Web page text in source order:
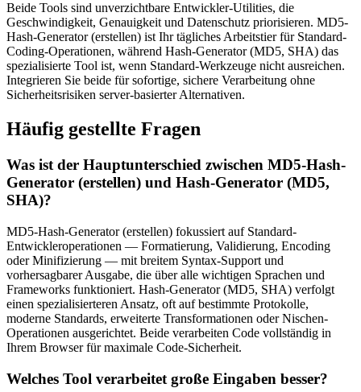
Beide Tools sind unverzichtbare Entwickler-Utilities, die
Geschwindigkeit, Genauigkeit und Datenschutz priorisieren. MD5-
Hash-Generator (erstellen) ist Ihr tägliches Arbeitstier für Standard-
Coding-Operationen, während Hash-Generator (MD5, SHA) das
spezialisierte Tool ist, wenn Standard-Werkzeuge nicht ausreichen.
Integrieren Sie beide für sofortige, sichere Verarbeitung ohne
Sicherheitsrisiken server-basierter Alternativen.
Häufig gestellte Fragen
Was ist der Hauptunterschied zwischen MD5-Hash-
Generator (erstellen) und Hash-Generator (MD5,
SHA)?
MD5-Hash-Generator (erstellen) fokussiert auf Standard-
Entwickleroperationen — Formatierung, Validierung, Encoding
oder Minifizierung — mit breitem Syntax-Support und
vorhersagbarer Ausgabe, die über alle wichtigen Sprachen und
Frameworks funktioniert. Hash-Generator (MD5, SHA) verfolgt
einen spezialisierteren Ansatz, oft auf bestimmte Protokolle,
moderne Standards, erweiterte Transformationen oder Nischen-
Operationen ausgerichtet. Beide verarbeiten Code vollständig in
Ihrem Browser für maximale Code-Sicherheit.
Welches Tool verarbeitet große Eingaben besser?